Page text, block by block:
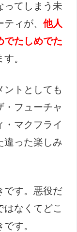
ってしまう未
ティが、他人
でたしめでた
。
ントとしても
・フューチャ
・マクフライ
違った楽しみ
です。悪役だ
はなくてどこ
す。